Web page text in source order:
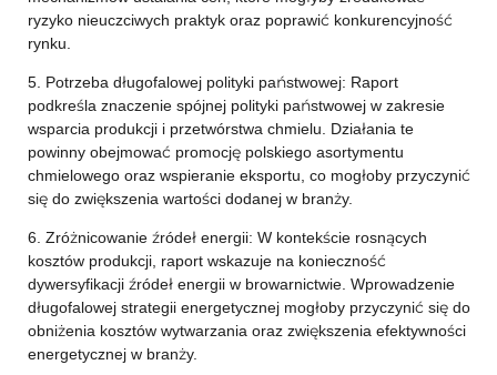
ryzyko nieuczciwych praktyk oraz poprawić konkurencyjność
rynku.
5. Potrzeba długofalowej polityki państwowej: Raport
podkreśla znaczenie spójnej polityki państwowej w zakresie
wsparcia produkcji i przetwórstwa chmielu. Działania te
powinny obejmować promocję polskiego asortymentu
chmielowego oraz wspieranie eksportu, co mogłoby przyczynić
się do zwiększenia wartości dodanej w branży.
6. Zróżnicowanie źródeł energii: W kontekście rosnących
kosztów produkcji, raport wskazuje na konieczność
dywersyfikacji źródeł energii w browarnictwie. Wprowadzenie
długofalowej strategii energetycznej mogłoby przyczynić się do
obniżenia kosztów wytwarzania oraz zwiększenia efektywności
energetycznej w branży.